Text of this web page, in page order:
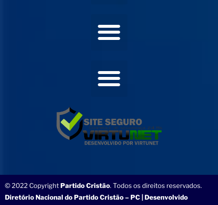
© 2022 CopyrightPartido Cristão. Todos os direitos reservados.
Diretório Nacional do Partido Cristão – PC | Desenvolvido